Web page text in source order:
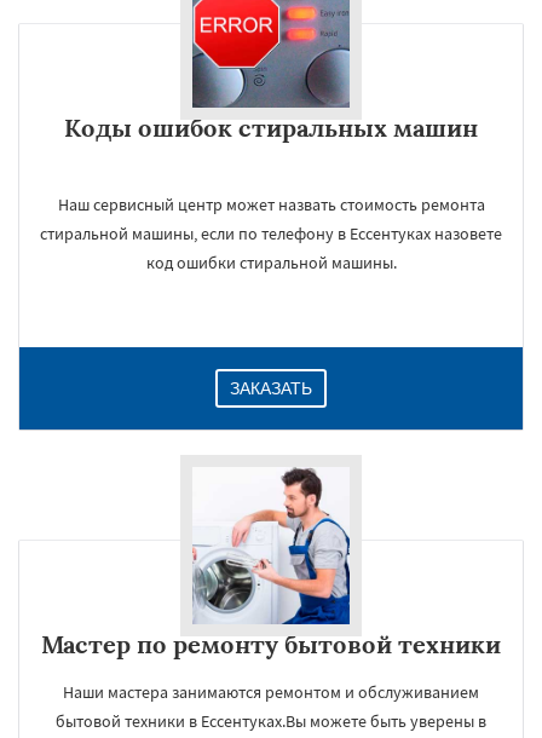
Коды ошибок стиральных машин
Наш сервисный центр может назвать стоимость ремонта
стиральной машины, если по телефону в Ессентуках назовете
код ошибки стиральной машины.
ЗАКАЗАТЬ
Мастер по ремонту бытовой техники
Наши мастера занимаются ремонтом и обслуживанием
бытовой техники в Ессентуках.Вы можете быть уверены в